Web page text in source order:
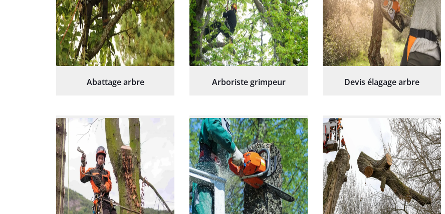
Abattage arbre Arboriste grimpeur Devis élagage arbre